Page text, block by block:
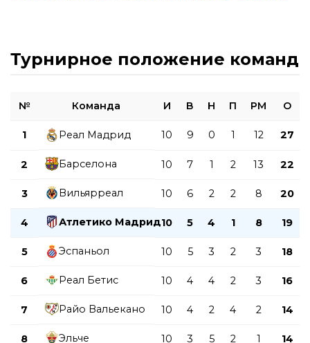
Турнирное положение команд
№ Команда И В Н П РМ О
1 Реал Мадрид 10 9 0 1 12 27
2 Барселона 10 7 1 2 13 22
3 Вильярреал 10 6 2 2 8 20
4 Атлетико Мадрид10 5 4 1 8 19
5 Эспаньол 10 5 3 2 3 18
6 Реал Бетис 10 4 4 2 3 16
7 Райо Вальекано 10 4 2 4 2 14
8 Эльче 10 3 5 2 1 14